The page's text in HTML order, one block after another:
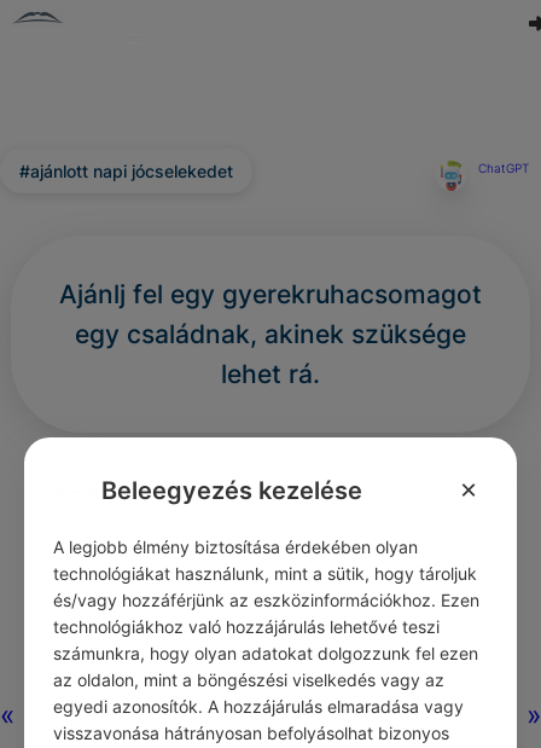
« »
#ajánlott napi jócselekedet ChatGPT
Ajánlj fel egy gyerekruhacsomagot
egy családnak, akinek szüksége
lehet rá.
Beleegyezés kezelése ×
A legjobb élmény biztosítása érdekében olyan
technológiákat használunk, mint a sütik, hogy tároljuk
és/vagy hozzáférjünk az eszközinformációkhoz. Ezen
technológiákhoz való hozzájárulás lehetővé teszi
számunkra, hogy olyan adatokat dolgozzunk fel ezen
az oldalon, mint a böngészési viselkedés vagy az
egyedi azonosítók. A hozzájárulás elmaradása vagy
visszavonása hátrányosan befolyásolhat bizonyos